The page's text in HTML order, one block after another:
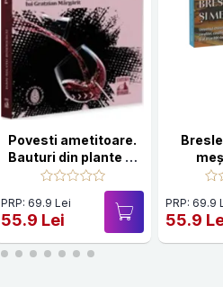
Povesti ametitoare.
Bauturi din plante si
alte ingrediente
PRP: 69.9 Lei
55.9 Lei
PRP: 69.9
55.9